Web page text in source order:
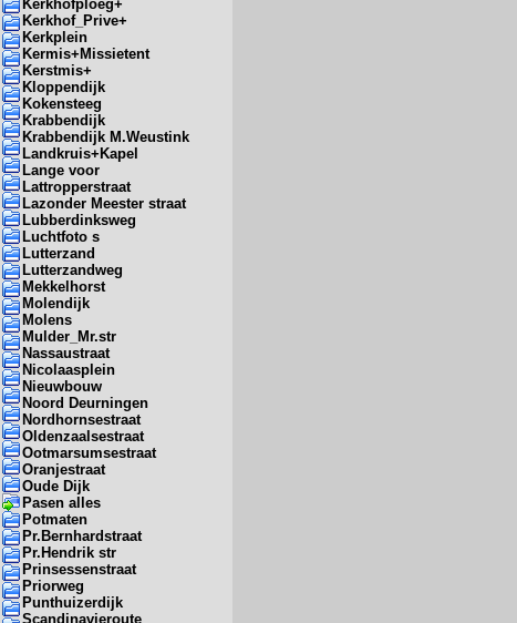
Kerkhofploeg+
Kerkhof_Prive+
Kerkplein
Kermis+Missietent
Kerstmis+
Kloppendijk
Kokensteeg
Krabbendijk
Krabbendijk M.Weustink
Landkruis+Kapel
Lange voor
Lattropperstraat
Lazonder Meester straat
Lubberdinksweg
Luchtfoto s
Lutterzand
Lutterzandweg
Mekkelhorst
Molendijk
Molens
Mulder_Mr.str
Nassaustraat
Nicolaasplein
Nieuwbouw
Noord Deurningen
Nordhornsestraat
Oldenzaalsestraat
Ootmarsumsestraat
Oranjestraat
Oude Dijk
Pasen alles
Potmaten
Pr.Bernhardstraat
Pr.Hendrik str
Prinsessenstraat
Priorweg
Punthuizerdijk
Scandinavieroute